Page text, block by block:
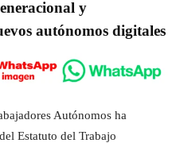
y
autónomos digitales
Autónomos ha
Estatuto del Trabajo